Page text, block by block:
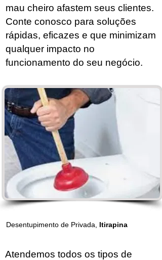
mau cheiro afastem seus clientes.
Conte conosco para soluções
rápidas, eficazes e que minimizam
qualquer impacto no
funcionamento do seu negócio.
Desentupimento de Privada, Itirapina
Atendemos todos os tipos de